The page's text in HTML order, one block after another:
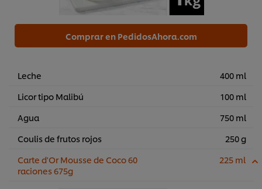
Comprar en PedidosAhora.com
Leche
400 ml
Licor tipo Malibú
100 ml
Agua
750 ml
Coulis de frutos rojos
250 g
Carte d'Or Mousse de Coco 60
raciones 675g
225 ml